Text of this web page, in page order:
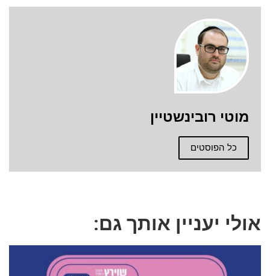
מוטי רובינשטיין
כל הפוסטים
אולי יעניין אותך גם: